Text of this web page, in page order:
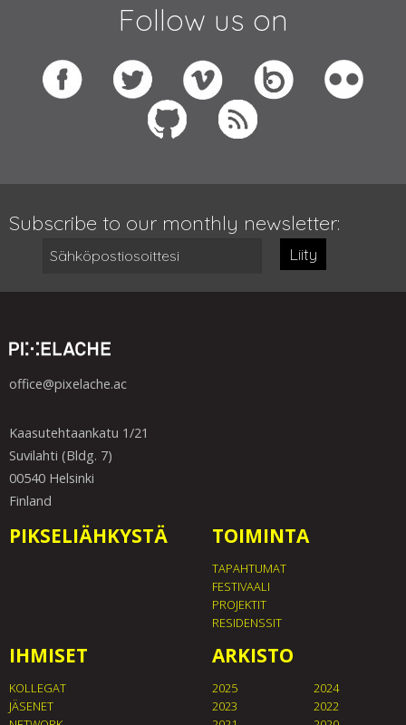
Follow us on
Subscribe to our monthly newsletter:
Liity
office@pixelache.ac
Kaasutehtaankatu 1/21
Suvilahti (Bldg. 7)
00540 Helsinki
Finland
PIKSELIÄHKYSTÄ TOIMINTA
TAPAHTUMAT
FESTIVAALI
PROJEKTIT
RESIDENSSIT
IHMISET
KOLLEGAT
JÄSENET
ARKISTO
2025
2024
2023
2022